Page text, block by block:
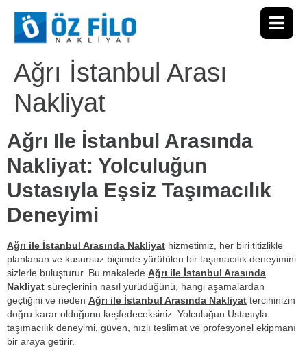
Ağrı İstanbul Arası
Nakliyat
Ağrı Ile İstanbul Arasında
Nakliyat: Yolculuğun
Ustasıyla Eşsiz Taşımacılık
Deneyimi
Ağrı ile İstanbul Arasında Nakliyat hizmetimiz, her biri titizlikle
planlanan ve kusursuz biçimde yürütülen bir taşımacılık deneyimini
sizlerle buluşturur. Bu makalede Ağrı ile İstanbul Arasında
Nakliyat süreçlerinin nasıl yürüdüğünü, hangi aşamalardan
geçtiğini ve neden Ağrı ile İstanbul Arasında Nakliyat tercihinizin
doğru karar olduğunu keşfedeceksiniz. Yolculuğun Ustasıyla
taşımacılık deneyimi, güven, hızlı teslimat ve profesyonel ekipmanı
bir araya getirir.